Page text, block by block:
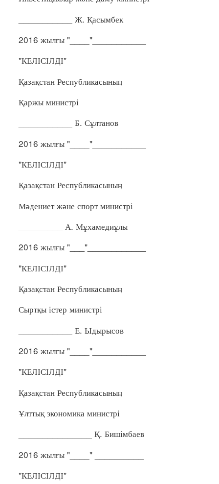
___________ Ж. Қасымбек
2016 жылғы "____"___________
"КЕЛІСІЛДІ"
Қазақстан Республикасының
Қаржы министрі
___________ Б. Сұлтанов
2016 жылғы "____"___________
"КЕЛІСІЛДІ"
Қазақстан Республикасының
Мәдениет және спорт министрі
_________ А. Мұхамедиұлы
2016 жылғы "___"____________
"КЕЛІСІЛДІ"
Қазақстан Республикасының
Сыртқы істер министрі
___________ Е. Ыдырысов
2016 жылғы "____"___________
"КЕЛІСІЛДІ"
Қазақстан Республикасының
Ұлттық экономика министрі
_______________ Қ. Бишімбаев
2016 жылғы "____" __________
"КЕЛІСІЛДІ"